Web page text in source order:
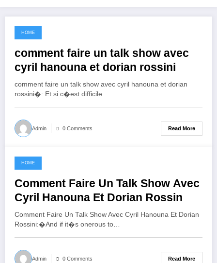
June 19, 2021
HOME
comment faire un talk show avec
cyril hanouna et dorian rossini
comment faire un talk show avec cyril hanouna et dorian
rossini�: Et si c�est difficile…
Admin 0 Comments Read More
June 18, 2021
HOME
Comment Faire Un Talk Show Avec
Cyril Hanouna Et Dorian Rossin
Comment Faire Un Talk Show Avec Cyril Hanouna Et Dorian
Rossini:�And if it�s onerous to…
Admin 0 Comments Read More